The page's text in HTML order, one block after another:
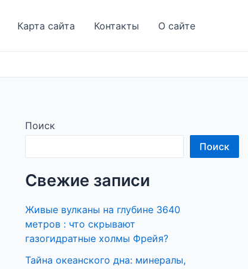
Карта сайта Контакты О сайте
Поиск
Поиск
Свежие записи
Живые вулканы на глубине 3640
метров : что скрывают
газогидратные холмы Фрейя?
Тайна океанского дна: минералы,